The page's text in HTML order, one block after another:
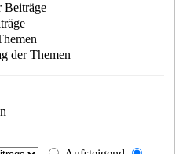
Beiträge
der Themen